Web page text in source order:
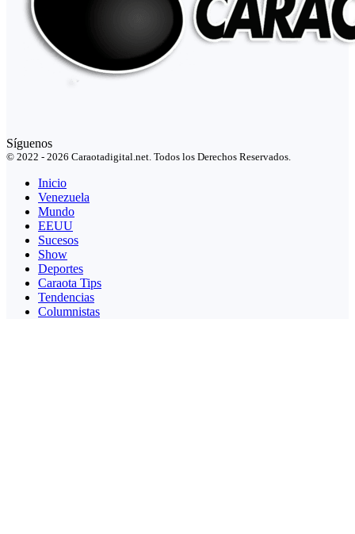
Síguenos
© 2022 - 2026 Caraotadigital.net. Todos los Derechos Reservados.
Inicio
Venezuela
Mundo
EEUU
Sucesos
Show
Deportes
Caraota Tips
Tendencias
Columnistas